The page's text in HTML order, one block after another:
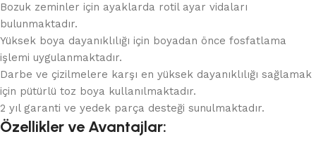
Bozuk zeminler için ayaklarda rotil ayar vidaları
bulunmaktadır.
Yüksek boya dayanıklılığı için boyadan önce fosfatlama
işlemi uygulanmaktadır.
Darbe ve çizilmelere karşı en yüksek dayanıklılığı sağlamak
için pütürlü toz boya kullanılmaktadır.
2 yıl garanti ve yedek parça desteği sunulmaktadır.
Özellikler ve Avantajlar: